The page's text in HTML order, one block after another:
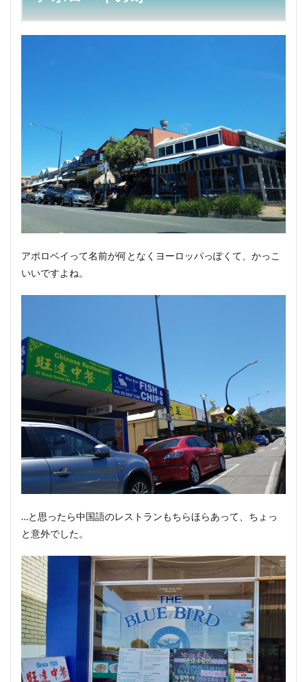
3
アポロベイって名前が何となくヨーロッパっぽくて、かっこ
いいですよね。
…と思ったら中国語のレストランもちらほらあって、ちょっ
と意外でした。